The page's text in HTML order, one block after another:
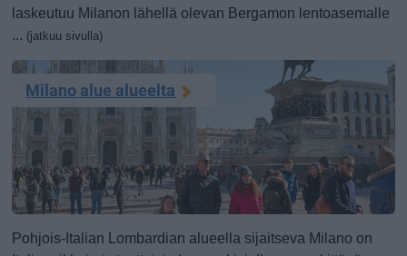
laskeutuu Milanon lähellä olevan Bergamon lentoasemalle
... (jatkuu sivulla)
Milano alue alueelta
Pohjois-Italian Lombardian alueella sijaitseva Milano on